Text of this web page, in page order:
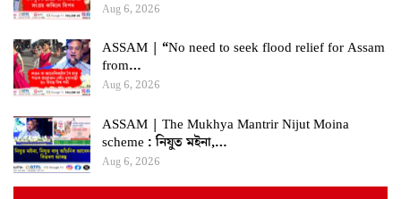
Aug 6, 2026
ASSAM | “No need to seek flood relief for Assam
from…
Aug 6, 2026
ASSAM | The Mukhya Mantrir Nijut Moina
scheme : নিযুত মইনা,…
Aug 6, 2026